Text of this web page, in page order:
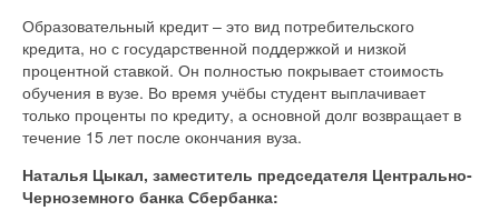
Образовательный кредит – это вид потребительского
кредита, но с государственной поддержкой и низкой
процентной ставкой. Он полностью покрывает стоимость
обучения в вузе. Во время учёбы студент выплачивает
только проценты по кредиту, а основной долг возвращает в
течение 15 лет после окончания вуза.
Наталья Цыкал, заместитель председателя Центрально-
Черноземного банка Сбербанка: